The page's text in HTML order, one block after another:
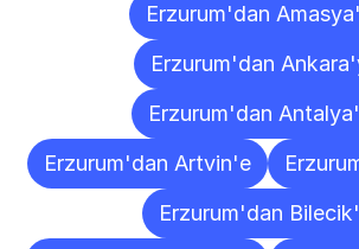
Erzurum'dan
Erzurum'dan
Erzurum'dan
Erzurum'dan Artvin'e
Erzurum'dan